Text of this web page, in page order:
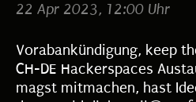
22 Apr 2023, 12:00 Uhr
Vorabankündigung, keep
CH-DE Hackerspaces
magst mitmachen, hast